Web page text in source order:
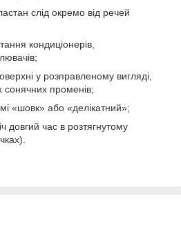
слід окремо від речей
кондиціонерів,
у розправленому вигляді,
променів;
«шовк» або «делікатний»;
довгий час в розтягнутому